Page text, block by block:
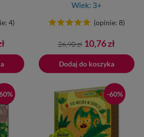
4)
Wiek: 3+
(opinie: 8)
Cena
podstawowa
26,90 zł Cena
10,76 zł
Dodaj do koszyka
-60%